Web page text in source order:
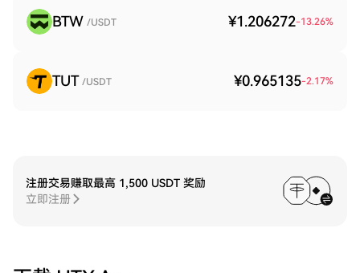
BTW /USDT ¥1.206272-13.26%
TUT /USDT ¥0.965135-2.17%
注册交易赚取最高 1,500 USDT 奖励
立即注册